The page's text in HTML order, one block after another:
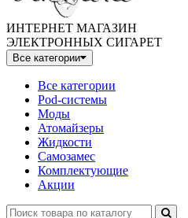
ИНТЕРНЕТ МАГАЗИН
ЭЛЕКТРОННЫХ СИГАРЕТ
Все категории
Все категории
Pod-системы
Моды
Атомайзеры
Жидкости
Самозамес
Комплектующие
Акции